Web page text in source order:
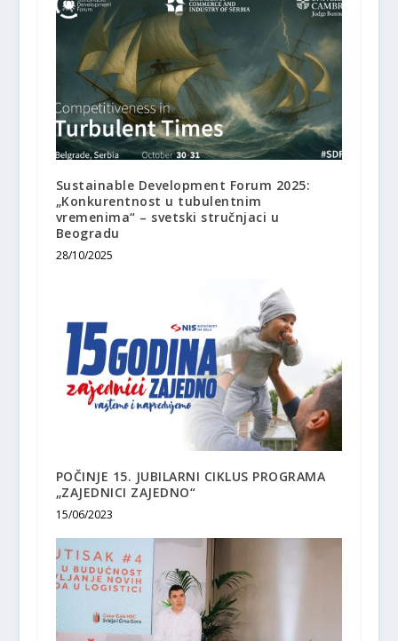
Sustainable Development Forum 2025:
„Konkurentnost u tubulentnim
vremenima“ – svetski stručnjaci u
Beogradu
28/10/2025
POČINJE 15. JUBILARNI CIKLUS PROGRAMA
„ZAJEDNICI ZAJEDNO“
15/06/2023